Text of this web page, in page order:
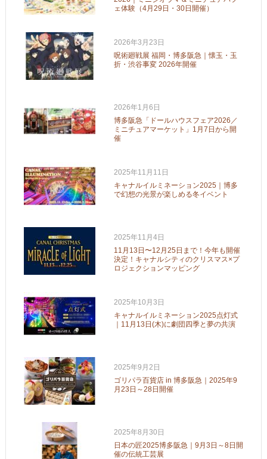
ェ体験（4月29日・30日開催）
2026年3月23日
呪術廻戦展 福岡・博多阪急｜懐玉・玉
折・渋谷事変 2026年開催
2026年1月6日
博多阪急「ドールハウスフェア2026／
ミニチュアマーケット」1月7日から開
催
2025年11月11日
キャナルイルミネーション2025｜博多
で幻想の光景が楽しめる冬イベント
2025年11月4日
11月13日〜12月25日まで！今年も開催
決定！キャナルシティのクリスマス×プ
ロジェクションマッピング
2025年10月3日
キャナルイルミネーション2025点灯式
｜11月13日(木)に劇団四季と夢の共演
2025年9月2日
ゴリパラ百貨店 in 博多阪急｜2025年9
月23日～28日開催
2025年8月30日
日本の匠2025博多阪急｜9月3日～8日開
催の伝統工芸展